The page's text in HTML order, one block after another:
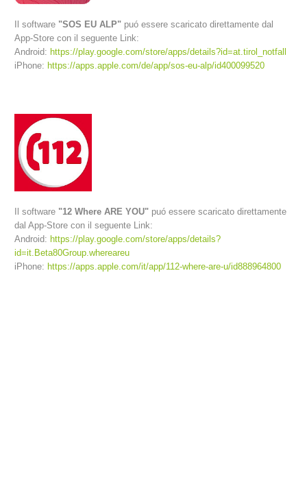
Comitato Direttivo
Il software "SOS EU ALP" puó essere scaricato direttamente dal
App-Store con il seguente Link:
Android: https://play.google.com/store/apps/details?id=at.tirol_notfall
iPhone: https://apps.apple.com/de/app/sos-eu-alp/id400099520
Il software "12 Where ARE YOU" puó essere scaricato direttamente
dal App-Store con il seguente Link:
Android: https://play.google.com/store/apps/details?
id=it.Beta80Group.whereareu
iPhone: https://apps.apple.com/it/app/112-where-are-u/id888964800